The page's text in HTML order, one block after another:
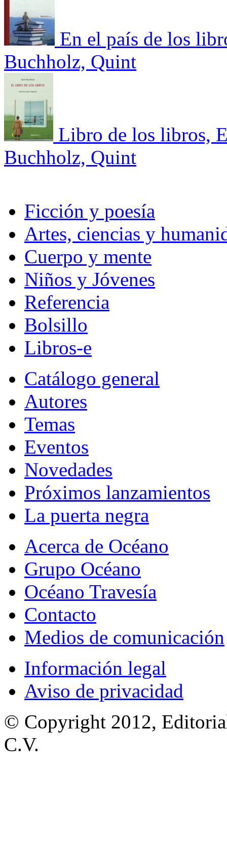
En el país de los
Buchholz, Quint
Libro de los libros,
Buchholz, Quint
Ficción y poesía
Artes, ciencias y
Cuerpo y mente
Niños y Jóvenes
Referencia
Bolsillo
Libros-e
Catálogo general
Autores
Temas
Eventos
Novedades
Próximos lanzamientos
La puerta negra
Acerca de Océano
Grupo Océano
Océano Travesía
Contacto
Medios de comunicación
Información legal
Aviso de privacidad
© Copyright 2012,
C.V.